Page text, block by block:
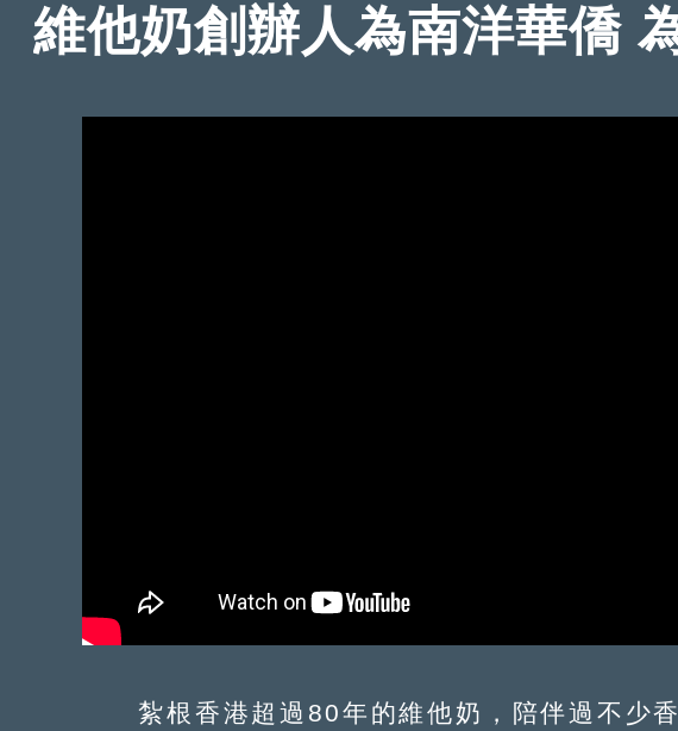
維他奶創辦人為南洋華僑
紮根香港超過80年的維他奶，陪伴過不少香